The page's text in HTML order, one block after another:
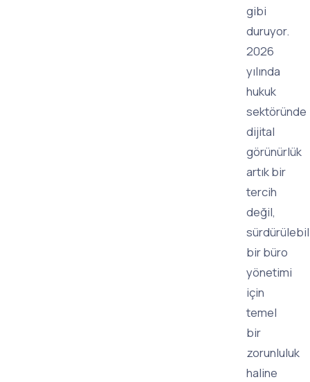
gibi
duruyor.
2026
yılında
hukuk
sektöründe
dijital
görünürlük
artık bir
tercih
değil,
bir büro
yönetimi
için
temel
bir
zorunluluk
haline